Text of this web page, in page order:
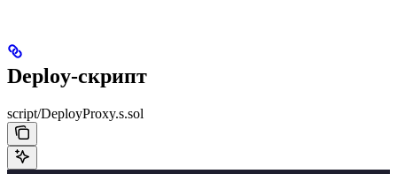
Deploy-скрипт
script/DeployProxy.s.sol